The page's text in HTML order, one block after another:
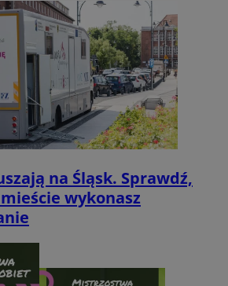
na Śląsk. Sprawdź,
wykonasz